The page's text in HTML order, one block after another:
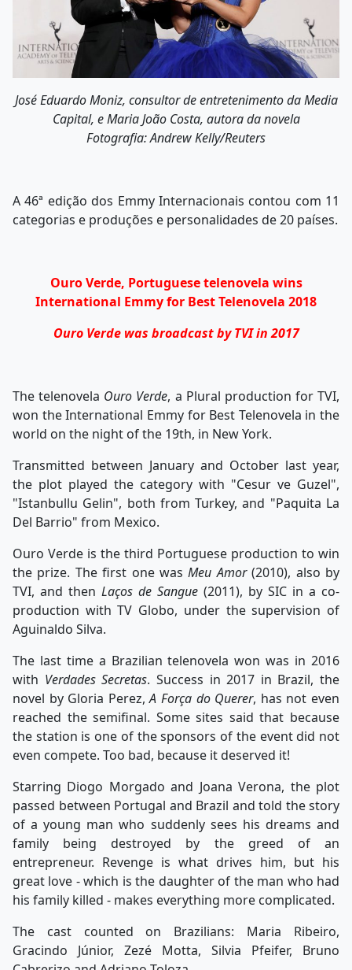
José Eduardo Moniz, consultor de entretenimento da Media
Capital, e Maria João Costa, autora da novela
Fotografia: Andrew Kelly/Reuters
A 46ª edição dos Emmy Internacionais contou com 11
categorias e produções e personalidades de 20 países.
Ouro Verde, Portuguese telenovela wins
International Emmy for Best Telenovela 2018
Ouro Verde was broadcast by TVI in 2017
The telenovela Ouro Verde, a Plural production for TVI,
won the International Emmy for Best Telenovela in the
world on the night of the 19th, in New York.
Transmitted between January and October last year,
the plot played the category with "Cesur ve Guzel",
"Istanbullu Gelin", both from Turkey, and "Paquita La
Del Barrio" from Mexico.
Ouro Verde is the third Portuguese production to win
the prize. The first one wasMeu Amor(2010), also by
TVI, and then Laços de Sangue (2011), by SIC in a co-
production with TV Globo, under the supervision of
Aguinaldo Silva.
The last time a Brazilian telenovela won was in 2016
with Verdades Secretas. Success in 2017 in Brazil, the
novel by Gloria Perez,A Força do Querer, has not even
reached the semifinal. Some sites said that because
the station is one of the sponsors of the event did not
even compete. Too bad, because it deserved it!
Starring Diogo Morgado and Joana Verona, the plot
passed between Portugal and Brazil and told the story
of a young man who suddenly sees his dreams and
family being destroyed by the greed of an
entrepreneur. Revenge is what drives him, but his
great love - which is the daughter of the man who had
his family killed - makes everything more complicated.
The cast counted on Brazilians: Maria Ribeiro,
Gracindo Júnior, Zezé Motta, Silvia Pfeifer, Bruno